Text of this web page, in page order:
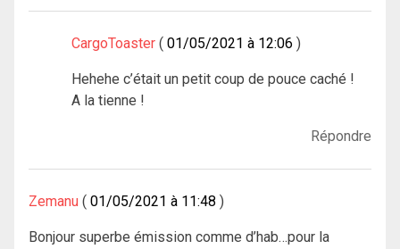
CargoToaster 01/05/2021 à 12:06
Hehehe c’était un petit coup de pouce caché !
A la tienne !
Répondre
Zemanu 01/05/2021 à 11:48
Bonjour superbe émission comme d’hab…pour la